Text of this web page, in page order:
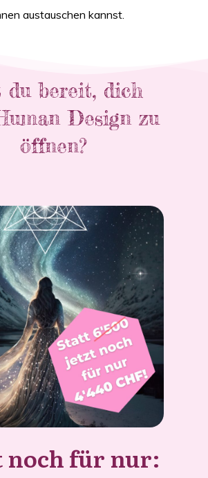
austauschen kannst.
du bereit, dich
Design zu
öffnen?
noch für nur: